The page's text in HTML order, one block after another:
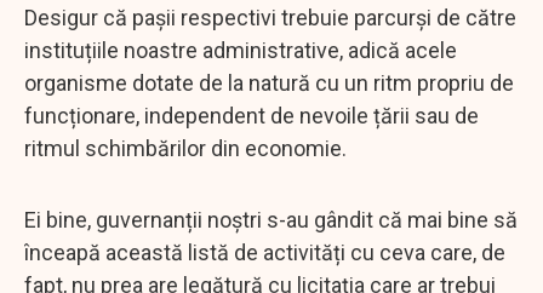
Desigur că pașii respectivi trebuie parcurși de către
instituțiile noastre administrative, adică acele
organisme dotate de la natură cu un ritm propriu de
funcționare, independent de nevoile țării sau de
ritmul schimbărilor din economie.
Ei bine, guvernanții noștri s-au gândit că mai bine să
înceapă această listă de activități cu ceva care, de
fapt, nu prea are legătură cu licitația care ar trebui